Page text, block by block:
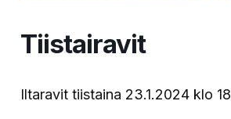
Tiistairavit
Iltaravit tiistaina 23.1.2024 klo 18